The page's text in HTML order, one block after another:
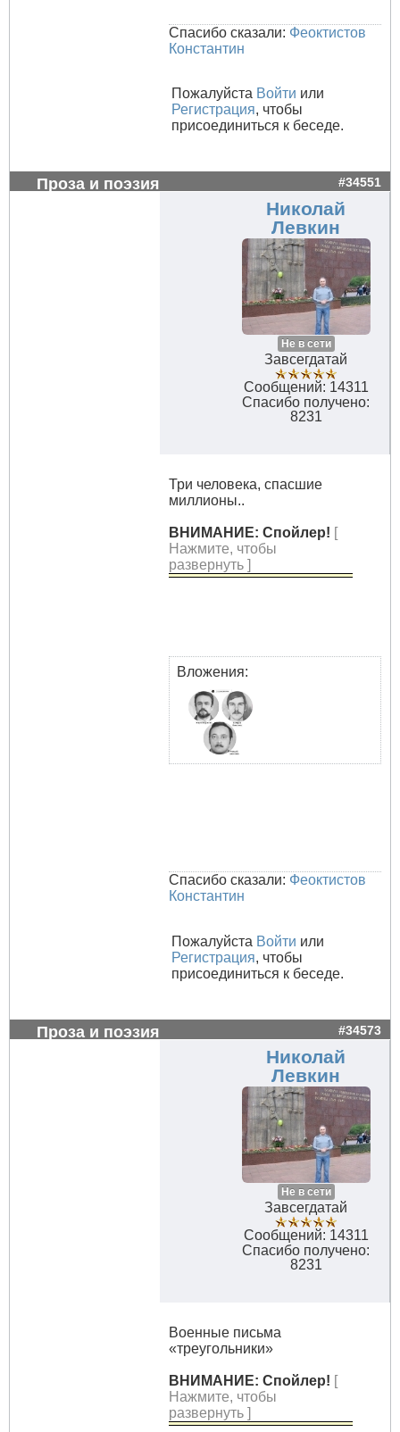
Спасибо сказали: Феоктистов
Константин
Пожалуйста Войти или
Регистрация, чтобы
присоединиться к беседе.
Проза и поэзия #34551
Николай
Левкин
Не в сети
Завсегдатай
Сообщений: 14311
Спасибо получено:
8231
Три человека, спасшие
миллионы..
ВНИМАНИЕ: Спойлер! [
Нажмите, чтобы
развернуть ]
Вложения:
Спасибо сказали: Феоктистов
Константин
Пожалуйста Войти или
Регистрация, чтобы
присоединиться к беседе.
Проза и поэзия #34573
Николай
Левкин
Не в сети
Завсегдатай
Сообщений: 14311
Спасибо получено:
8231
Военные письма
«треугольники»
ВНИМАНИЕ: Спойлер! [
Нажмите, чтобы
развернуть ]